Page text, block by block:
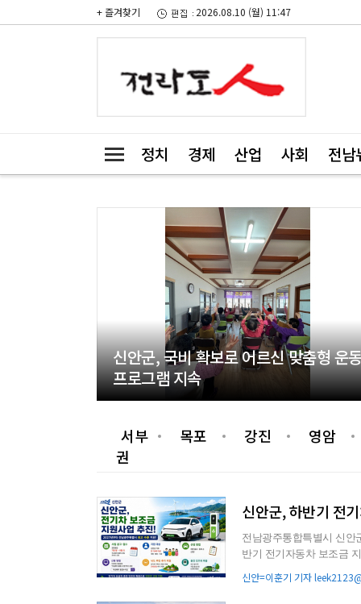
+ 즐겨찾기 2026.08.10 (월) 11:47
정치 경제 산업 사회 전남
신안군, 국비 확보로 어르신 맞춤형 운
프로그램 지속
서부
권
목포 강진 영암
신안군, 하반기 전
전남광주통합특별시 신안
반기 전기자동차 보조금 지원사업(3차)을 추진한
신안=이훈기 기자